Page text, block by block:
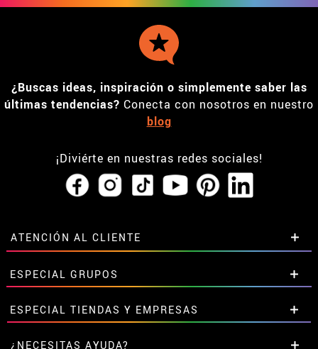
¿Buscas ideas, inspiración o simplemente saber las
últimas tendencias? Conecta con nosotros en nuestro
blog
¡Diviérte en nuestras redes sociales!
ATENCIÓN AL CLIENTE
• Horario tienda IBI
•Descuento estudiantes
• Sobre nosotros
• Condiciones de venta
• Aviso legal yPrivacidad
ESPECIAL GRUPOS
Descuentos especiales para grupos.
Contáctanos aquí
ESPECIAL TIENDAS Y EMPRESAS
Descuentos exclusivos para tiendas y empresas.
¿NECESITAS AYUDA?